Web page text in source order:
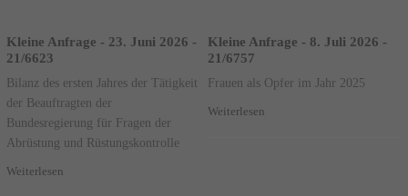
Kleine Anfrage - 23. Juni 2026 -
21/6623
Bilanz des ersten Jahres der Tätigkeit
der Beauftragten der
Bundesregierung für Fragen der
Abrüstung und Rüstungskontrolle
Weiterlesen
Kleine Anfrage - 8. Juli 2026 -
21/6757
Frauen als Opfer im Jahr 2025
Weiterlesen